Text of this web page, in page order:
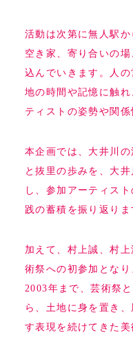
活動は次第に無人駅
空き家、寄り合いの
込んでいきます。人
地の時間や記憶に触
ティストの姿勢や関係
本企画では、大井川
と抜里の歩みを、大
し、参加アーティス
践の蓄積を振り返りま
加えて、村上誠、村
術祭への初参加とな
2003年まで、芸術祭
ら、土地に身を置き
す表現を続けてきた美